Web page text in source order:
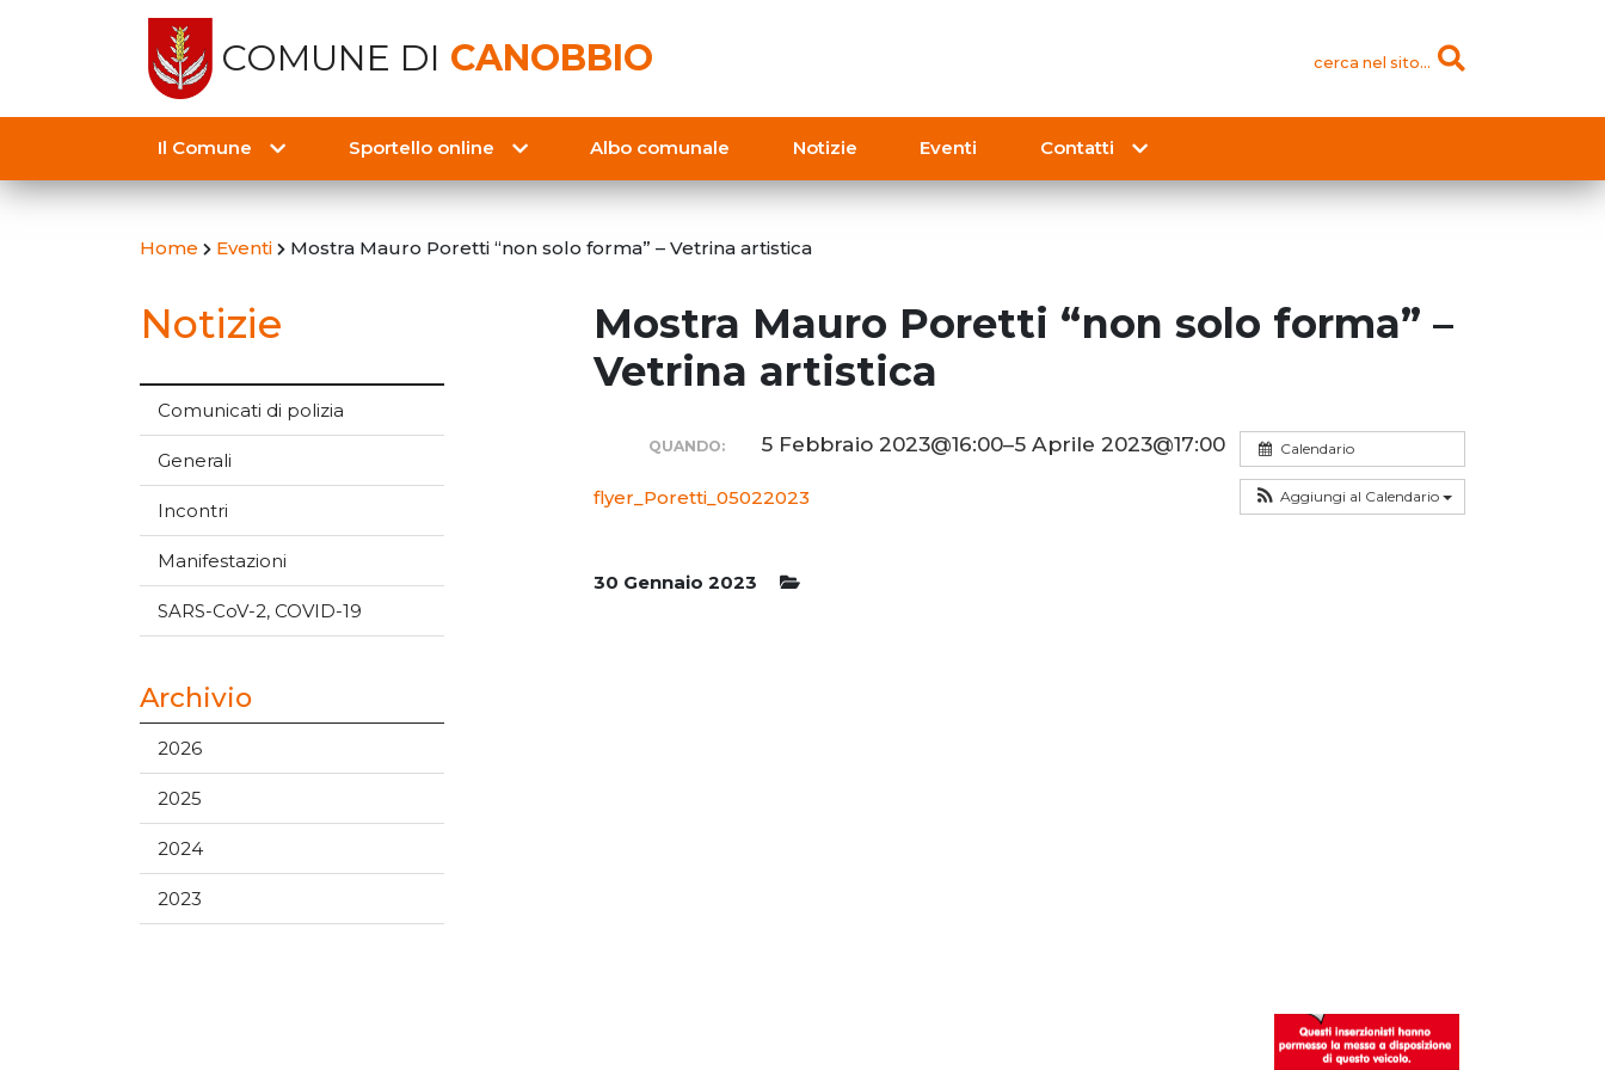
COMUNE DI CANOBBIO cerca nel sito...
Il Comune Sportello online Albo comunale Notizie Eventi Contatti
Home Eventi Mostra Mauro Poretti “non solo forma” – Vetrina artistica
Notizie
Comunicati di polizia
Generali
Incontri
Manifestazioni
SARS-CoV-2, COVID-19
Archivio
2026
2025
2024
2023
Mostra Mauro Poretti “non solo forma” –
Vetrina artistica
Calendario
Aggiungi al Calendario
QUANDO: 5 Febbraio 2023@16:00–5 Aprile 2023@17:00
flyer_Poretti_05022023
30 Gennaio 2023